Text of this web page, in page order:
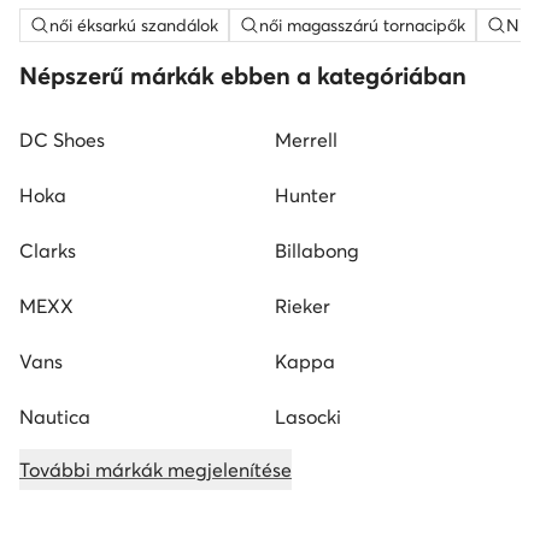
női éksarkú szandálok női magasszárú tornacipők
Népszerű márkák ebben a kategóriában
DC Shoes Merrell
Hoka Hunter
Clarks Billabong
MEXX Rieker
Vans Kappa
Nautica Lasocki
További márkák megjelenítése